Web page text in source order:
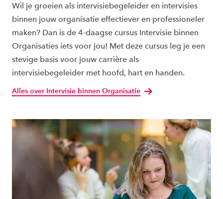
Wil je groeien als intervisiebegeleider en intervisies
binnen jouw organisatie effectiever en professioneler
maken? Dan is de 4-daagse cursus Intervisie binnen
Organisaties iets voor jou! Met deze cursus leg je een
stevige basis voor jouw carrière als
intervisiebegeleider met hoofd, hart en handen.
Alles over Intervisie binnen Organisatie